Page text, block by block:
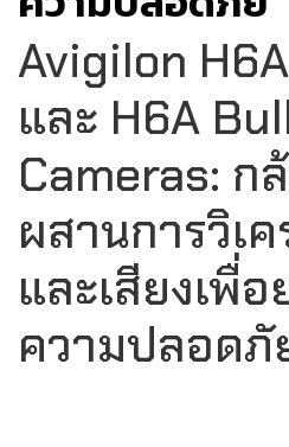
Avigilon
และ H6A
Cameras: ก
ผสานการวิเ
และเสียงเพื่
ความปลอดภั